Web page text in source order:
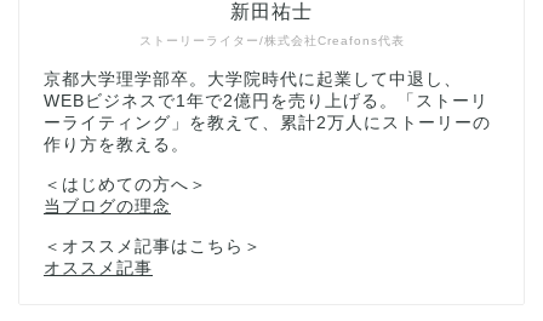
ストーリーライター/株式会社Creafons代表
新田祐士
京都大学理学部卒。大学院時代に起業して中退し、
WEBビジネスで1年で2億円を売り上げる。「ストーリ
ーライティング」を教えて、累計2万人にストーリーの
作り方を教える。
＜はじめての方へ＞
当ブログの理念
＜オススメ記事はこちら＞
オススメ記事